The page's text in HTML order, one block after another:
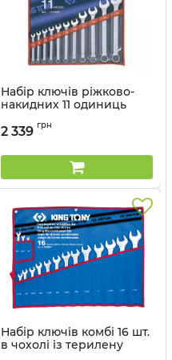
Набір ключів ріжково-
накидних 11 одиниць
терилену
2 339 грн
Набір ключів комбі 16 шт.
в чохолі із терилену